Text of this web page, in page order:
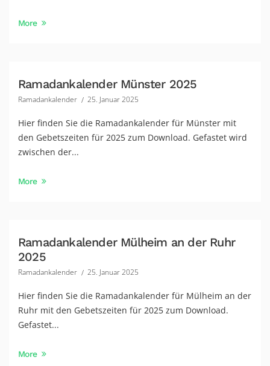
More
Ramadankalender Münster 2025
Ramadankalender 25. Januar 2025
Hier finden Sie die Ramadankalender für Münster mit
den Gebetszeiten für 2025 zum Download. Gefastet wird
zwischen der...
More
Ramadankalender Mülheim an der Ruhr
2025
Ramadankalender 25. Januar 2025
Hier finden Sie die Ramadankalender für Mülheim an der
Ruhr mit den Gebetszeiten für 2025 zum Download.
Gefastet...
More